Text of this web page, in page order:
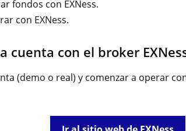
fondos con EXNess.
con EXNess.
cuenta con el broker
(demo o real) y comenzar a operar